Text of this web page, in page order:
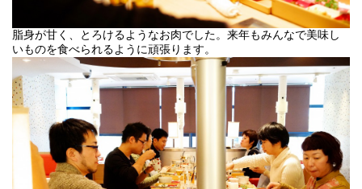
脂身が甘く、とろけるようなお肉でした。来年もみんなで美味し
いものを食べられるように頑張ります。